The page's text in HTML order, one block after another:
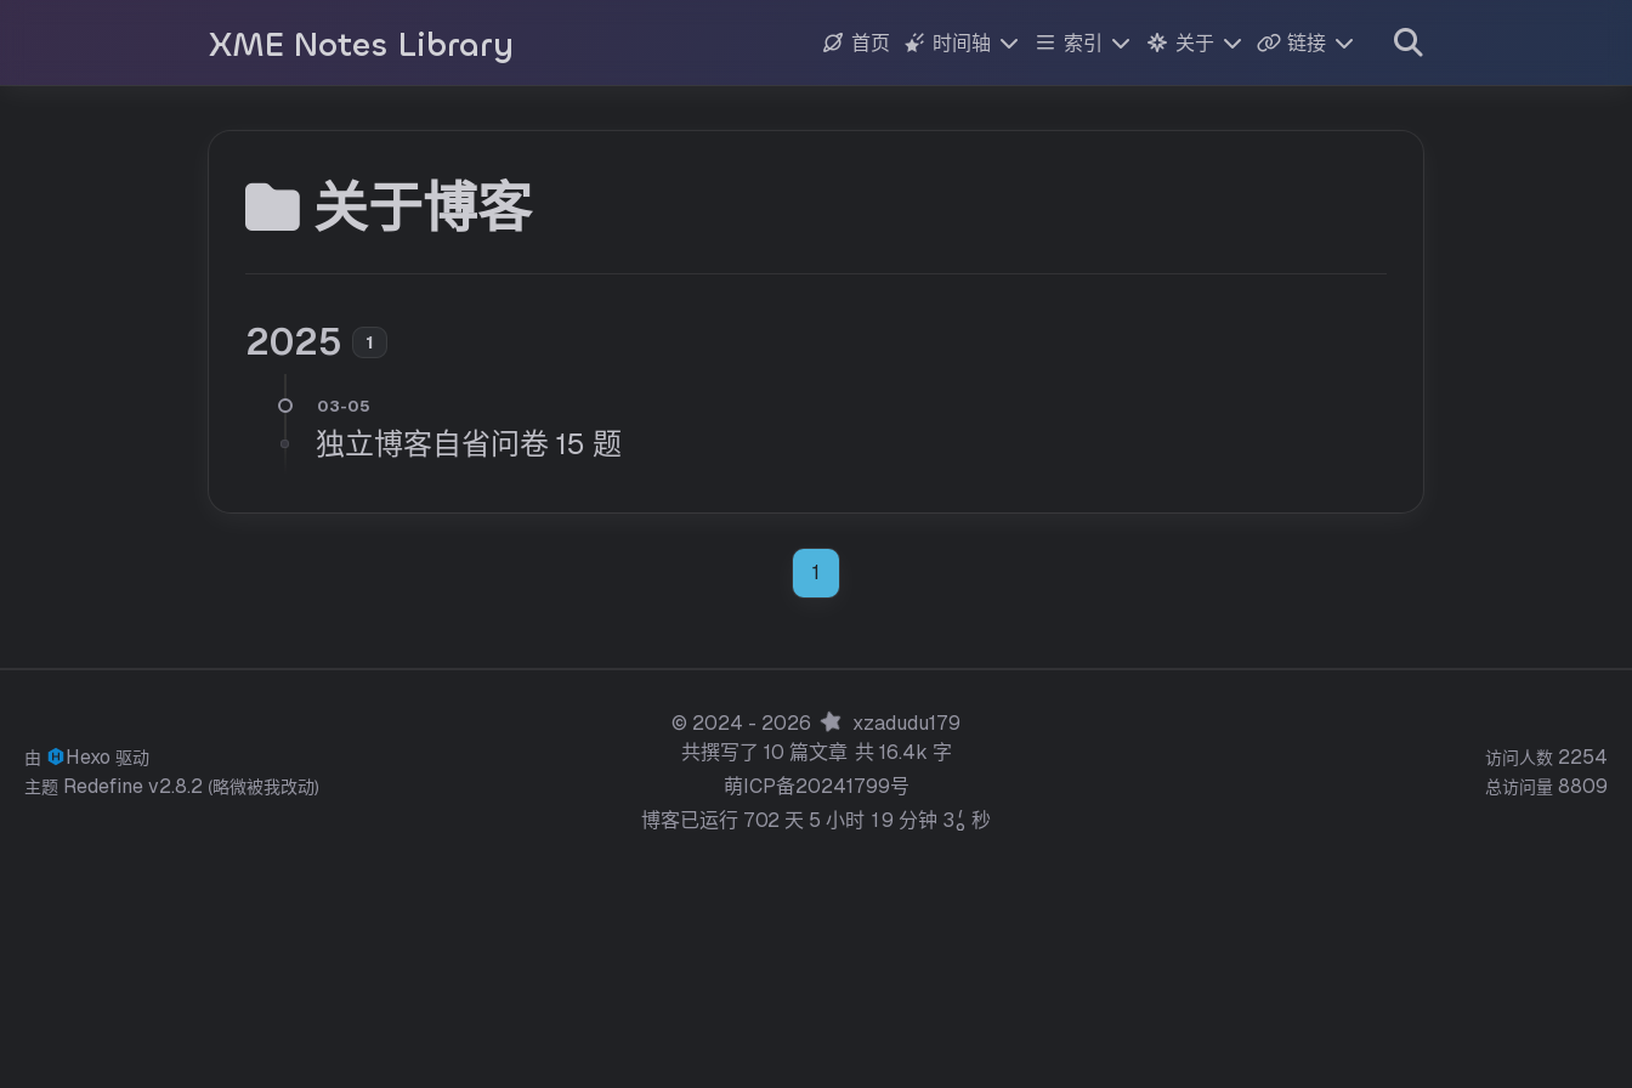
XME Notes Library 首页
时间轴
归档
索引
标签
关于
个人介绍
链接
友链
关于博客
2025 1
独立博客自省问卷 15 题
1
© 2024 - 2026
xzadudu179
共撰写了 10 篇文章 共 16.4k 字 访问人数 2254
总访问量 8809
由 Hexo 驱动
主题 Redefine v2.8.2 (略微被我改动)
萌ICP备20241799号
博客已运行 702 天 5 小时 1 9 分钟 38 秒